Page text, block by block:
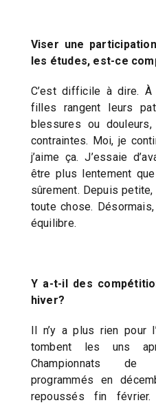
Viser une
les études, est-ce
C’est difficile à dire. À
filles rangent leurs
blessures ou
contraintes. Moi, je
j’aime ça. J’essaie
être plus lentement
sûrement. Depuis
toute chose.
équilibre.
Y a-t-il des
hiver?
Il n’y a plus rien pour
tombent les uns
Championnats de
programmés en
repoussés fin